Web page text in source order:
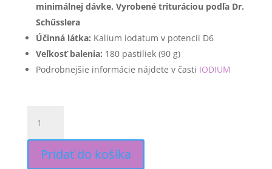
minimálnej dávke. Vyrobené trituráciou podľa Dr.
Schűsslera
Účinná látka: ​ Kalium iodatum v potencii D6
Veľkosť balenia: ​ 180 pastiliek (90 g)
Podrobnejšie informácie nájdete v časti IODIUM
IODIUM
(Kalium
Iodatum)
Biomineral
Pridať do košíka